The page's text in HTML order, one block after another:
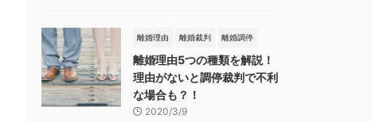
離婚理由 離婚裁判 離婚調停
離婚理由5つの種類を解説！
理由がないと調停裁判で不利
な場合も？！
2020/3/9